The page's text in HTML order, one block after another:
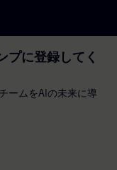
に登録してく
ームをAIの未来に導